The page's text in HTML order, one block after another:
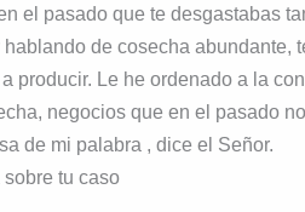
el pasado que te desgastabas
hablando de cosecha abundante,
producir. Le he ordenado a la
negocios que en el pasado
de mi palabra , dice el Señor.
sobre tu caso